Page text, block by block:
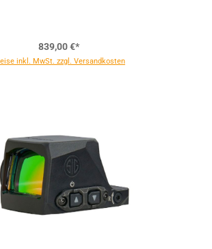
839,00 €*
inkl. MwSt. zzgl. Versandkosten